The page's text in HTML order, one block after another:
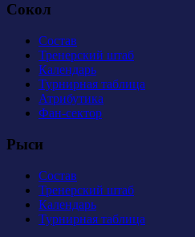
Сокол
Состав
Тренерский штаб
Календарь
Турнирная таблица
Атрибутика
Фан-сектор
Рыси
Состав
Тренерский штаб
Календарь
Турнирная таблица